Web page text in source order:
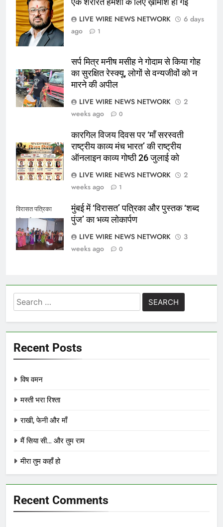
गिरधारी अरोरा
LIVE WIRE NEWS NETWORK
6 days
ago
1
सर्प मित्र मनीष मसीह ने गोदाम से किया गोह
का सुरक्षित रेस्क्यू, लोगों से वन्यजीवों को न
मारने की अपील
LIVE WIRE NEWS NETWORK
2
weeks ago
0
कारगिल विजय दिवस पर ‘माँ सरस्वती
राष्ट्रीय काव्य मंच भारत’ की राष्ट्रीय
ऑनलाइन काव्य गोष्ठी 26 जुलाई को
LIVE WIRE NEWS NETWORK
2
weeks ago
1
विरासत पत्रिका
लोकार्पण
मुंबई में ‘विरासत’ पत्रिका और पुस्तक ‘शब्द
पुंज’ का भव्य लोकार्पण
LIVE WIRE NEWS NETWORK
3
weeks ago
0
Search
for:
Recent Posts
विष वमन
मस्ती भरा रिश्ता
राखी, फेनी और माँ
मैं सिया सी… और तुम राम
मीरा तुम कहाँ हो
Recent Comments